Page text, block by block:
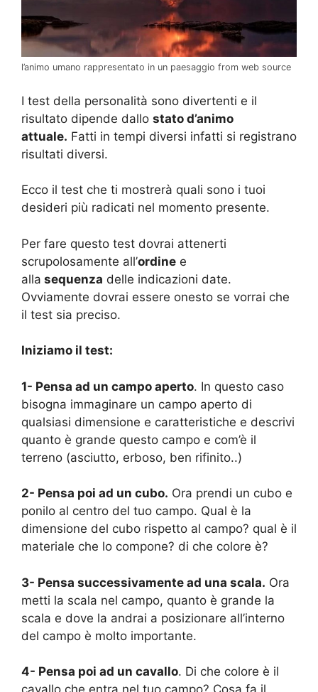
l’animo umano rappresentato in un paesaggio from web source
I test della personalità sono divertenti e il
risultato dipende dallo stato d’animo
attuale. Fatti in tempi diversi infatti si registrano
risultati diversi.
Ecco il test che ti mostrerà quali sono i tuoi
desideri più radicati nel momento presente.
Per fare questo test dovrai attenerti
scrupolosamente all’ordine e
alla sequenza delle indicazioni date.
Ovviamente dovrai essere onesto se vorrai che
il test sia preciso.
Iniziamo il test:
1- Pensa ad un campo aperto. In questo caso
bisogna immaginare un campo aperto di
qualsiasi dimensione e caratteristiche e descrivi
quanto è grande questo campo e com’è il
terreno (asciutto, erboso, ben rifinito..)
2- Pensa poi ad un cubo. Ora prendi un cubo e
ponilo al centro del tuo campo. Qual è la
dimensione del cubo rispetto al campo? qual è il
materiale che lo compone? di che colore è?
3- Pensa successivamente ad una scala. Ora
metti la scala nel campo, quanto è grande la
scala e dove la andrai a posizionare all’interno
del campo è molto importante.
4- Pensa poi ad un cavallo. Di che colore è il